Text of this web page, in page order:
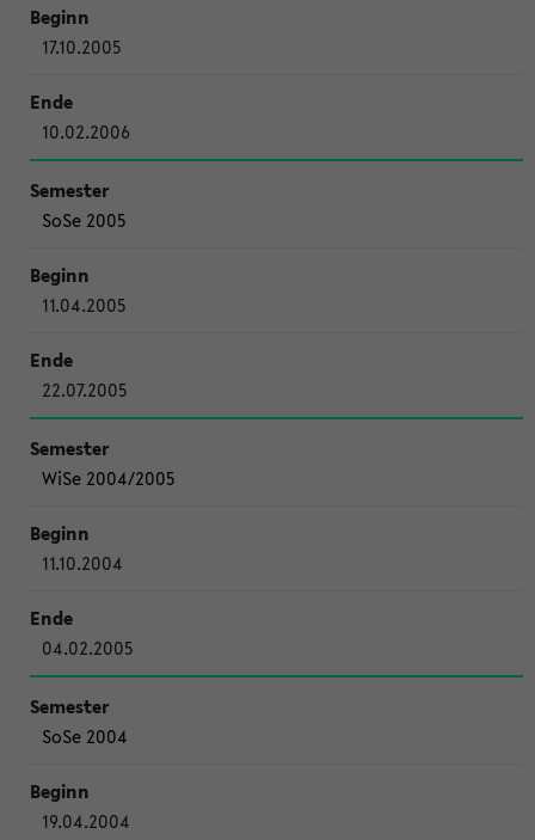
17.10.2005
10.02.2006
SoSe 2005
11.04.2005
22.07.2005
WiSe 2004/2005
11.10.2004
04.02.2005
SoSe 2004
19.04.2004